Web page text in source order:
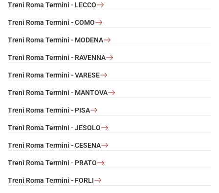
Treni Roma Termini - LECCO
Treni Roma Termini - COMO
Treni Roma Termini - MODENA
Treni Roma Termini - RAVENNA
Treni Roma Termini - VARESE
Treni Roma Termini - MANTOVA
Treni Roma Termini - PISA
Treni Roma Termini - JESOLO
Treni Roma Termini - CESENA
Treni Roma Termini - PRATO
Treni Roma Termini - FORLI